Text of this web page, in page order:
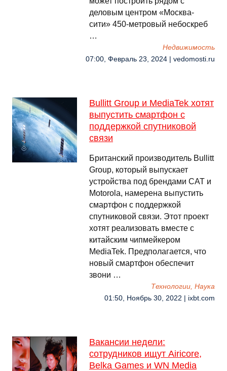
деловым центром «Москва-
сити» 450-метровый небоскреб
…
Недвижимость
07:00, Февраль 23, 2024 | vedomosti.ru
Bullitt Group и MediaTek хотят
выпустить смартфон с
поддержкой спутниковой
связи
Британский производитель Bullitt
Group, который выпускает
устройства под брендами CAT и
Motorola, намерена выпустить
смартфон с поддержкой
спутниковой связи. Этот проект
хотят реализовать вместе с
китайским чипмейкером
MediaTek. Предполагается, что
новый смартфон обеспечит
звони …
Технологии, Наука
01:50, Ноябрь 30, 2022 | ixbt.com
Вакансии недели:
сотрудников ищут Airicore,
Belka Games и WN Media